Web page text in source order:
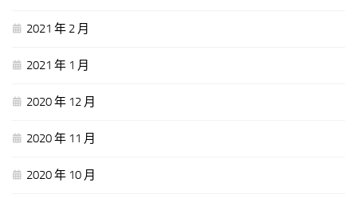
2021 年 2 月
2021 年 1 月
2020 年 12 月
2020 年 11 月
2020 年 10 月